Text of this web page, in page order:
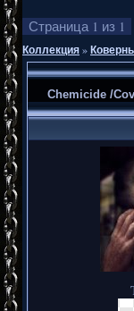
Страница 1 из 1
Коллекция»
Chemicide /